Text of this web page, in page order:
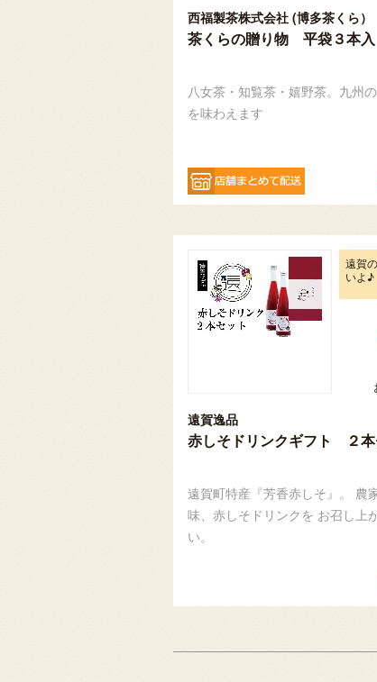
西福製茶株式会社 (博多茶くら）
茶くらの贈り物 平袋３本入
八女茶・知覧茶・嬉野茶。九州
を味わえます
遠賀
いよ♪
遠賀逸品
赤しそドリンクギフト ２本
遠賀町特産『芳香赤しそ』。 農
味、赤しそドリンクを お召し上
い。